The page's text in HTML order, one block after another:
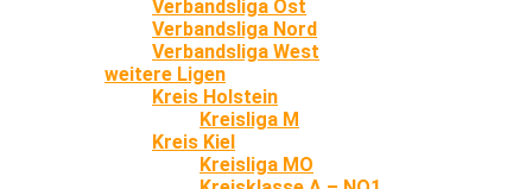
Verbandsliga Ost
Verbandsliga Nord
Verbandsliga West
weitere Ligen
Kreis Holstein
Kreisliga M
Kreis Kiel
Kreisliga MO